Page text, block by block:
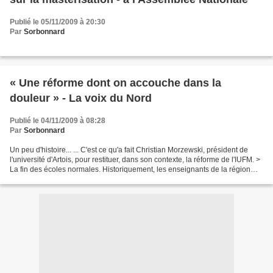
Publié le 05/11/2009 à 20:30
Par Sorbonnard
« Une réforme dont on accouche dans la
douleur » - La voix du Nord
Publié le 04/11/2009 à 08:28
Par Sorbonnard
Un peu d'histoire... ... C'est ce qu'a fait Christian Morzewski, président de
l'université d'Artois, pour restituer, dans son contexte, la réforme de l'IUFM. >
La fin des écoles normales. Historiquement, les enseignants de la région